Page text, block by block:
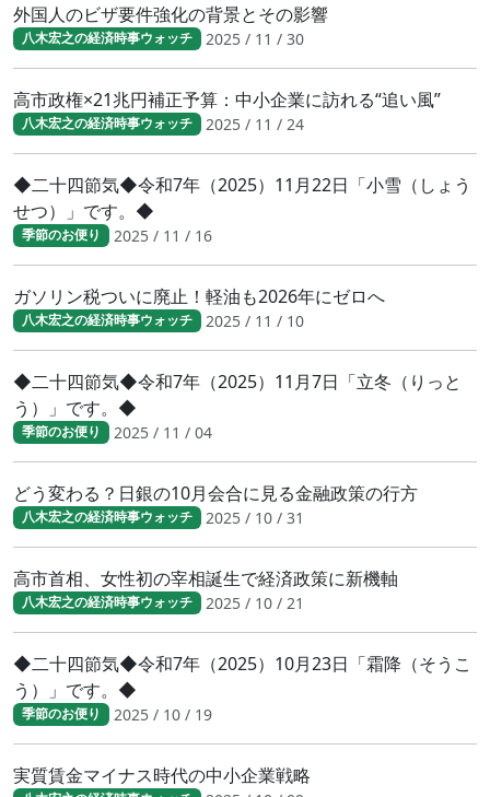
外国人のビザ要件強化の背景とその影響
八木宏之の経済時事ウォッチ 2025 / 11 / 30
高市政権×21兆円補正予算：中小企業に訪れる“追い風”
八木宏之の経済時事ウォッチ 2025 / 11 / 24
◆二十四節気◆令和7年（2025）11月22日「小雪（しょう
せつ）」です。◆
季節のお便り 2025 / 11 / 16
ガソリン税ついに廃止！軽油も2026年にゼロへ
八木宏之の経済時事ウォッチ 2025 / 11 / 10
◆二十四節気◆令和7年（2025）11月7日「立冬（りっと
う）」です。◆
季節のお便り 2025 / 11 / 04
どう変わる？日銀の10月会合に見る金融政策の行方
八木宏之の経済時事ウォッチ 2025 / 10 / 31
高市首相、女性初の宰相誕生で経済政策に新機軸
八木宏之の経済時事ウォッチ 2025 / 10 / 21
◆二十四節気◆令和7年（2025）10月23日「霜降（そうこ
う）」です。◆
季節のお便り 2025 / 10 / 19
実質賃金マイナス時代の中小企業戦略